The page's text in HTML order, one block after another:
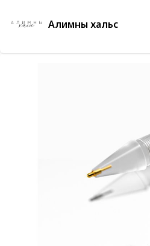
Алимны хальс